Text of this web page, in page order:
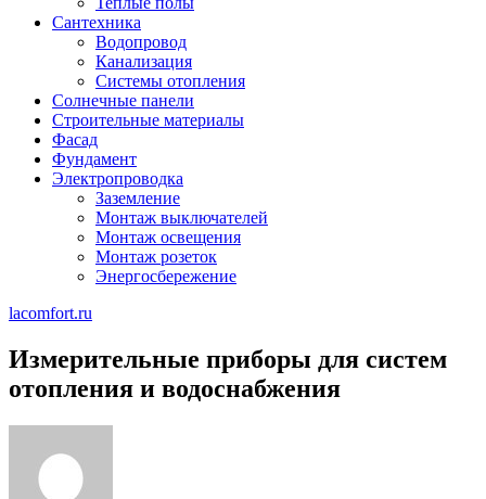
Сантехника
Водопровод
Канализация
Системы отопления
Солнечные панели
Строительные материалы
Фасад
Фундамент
Электропроводка
Заземление
Монтаж выключателей
Монтаж освещения
Монтаж розеток
Энергосбережение
lacomfort.ru
Измерительные приборы для систем
отопления и водоснабжения